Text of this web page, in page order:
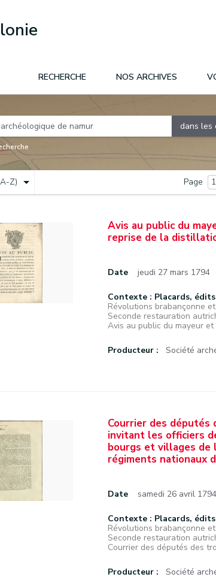
RECHERCHE NOS ARCHIVES
dans les
Z) Page
Avis au public du
reprise de la
Date jeudi 27 mars 1794
Contexte : Placards,
Révolutions brabançonne
Seconde restauration
Avis au public du mayeur
Producteur : Société
Courrier des
invitant les officiers
bourgs et villages de
régiments nationaux
Date samedi 26 avril 1794
Contexte : Placards,
Révolutions brabançonne
Seconde restauration
Courrier des députés des
Producteur : Société